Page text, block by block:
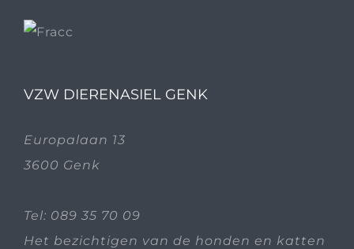
VZW DIERENASIEL GENK
Europalaan 13
3600 Genk
Tel: 089 35 70 09
Het bezichtigen van de honden en katten